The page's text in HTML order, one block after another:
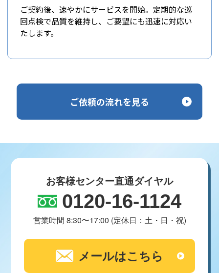
ご契約後、速やかにサービスを開始。定期的な巡
回点検で品質を維持し、ご要望にも迅速に対応い
たします。
ご依頼の流れを見る
お客様センター直通ダイヤル
0120-16-1124
営業時間 8:30〜17:00 (定休日：土・日・祝)
メールはこちら